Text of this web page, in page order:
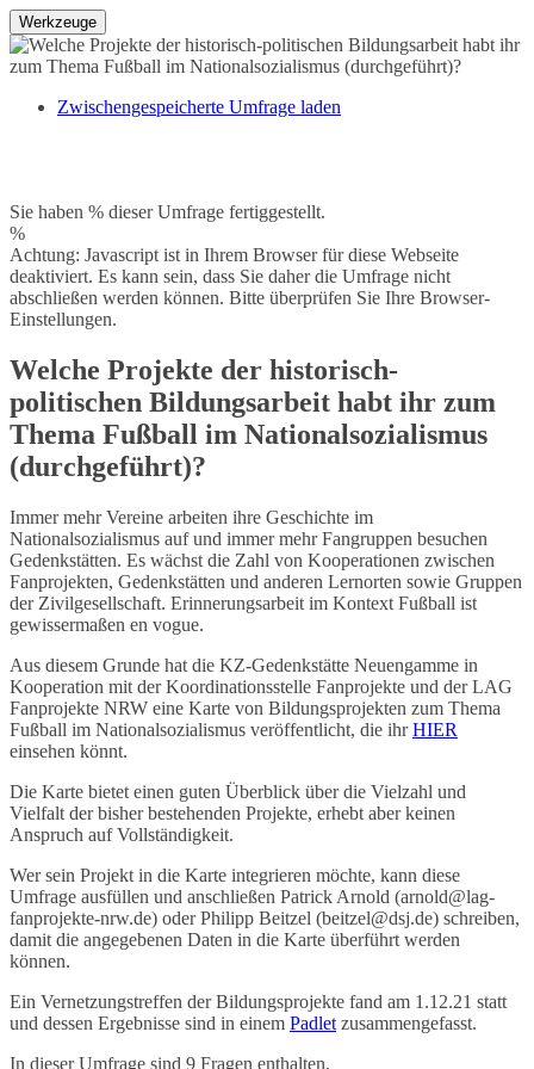
Werkzeuge
Zwischengespeicherte Umfrage laden
Sie haben % dieser Umfrage fertiggestellt.
%
Achtung: Javascript ist in Ihrem Browser für diese Webseite
deaktiviert. Es kann sein, dass Sie daher die Umfrage nicht
abschließen werden können. Bitte überprüfen Sie Ihre Browser-
Einstellungen.
Welche Projekte der historisch-
politischen Bildungsarbeit habt ihr zum
Thema Fußball im Nationalsozialismus
(durchgeführt)?
Immer mehr Vereine arbeiten ihre Geschichte im
Nationalsozialismus auf und immer mehr Fangruppen besuchen
Gedenkstätten. Es wächst die Zahl von Kooperationen zwischen
Fanprojekten, Gedenkstätten und anderen Lernorten sowie Gruppen
der Zivilgesellschaft. Erinnerungsarbeit im Kontext Fußball ist
gewissermaßen en vogue.
Aus diesem Grunde hat die KZ-Gedenkstätte Neuengamme in
Kooperation mit der Koordinationsstelle Fanprojekte und der LAG
Fanprojekte NRW eine Karte von Bildungsprojekten zum Thema
Fußball im Nationalsozialismus veröffentlicht, die ihrHIER
einsehen könnt.
Die Karte bietet einen guten Überblick über die Vielzahl und
Vielfalt der bisher bestehenden Projekte, erhebt aber keinen
Anspruch auf Vollständigkeit.
Wer sein Projekt in die Karte integrieren möchte, kann diese
Umfrage ausfüllen und anschließen Patrick Arnold (arnold@lag-
fanprojekte-nrw.de) oder Philipp Beitzel (beitzel@dsj.de) schreiben,
damit die angegebenen Daten in die Karte überführt werden
können.
Ein Vernetzungstreffen der Bildungsprojekte fand am 1.12.21 statt
und dessen Ergebnisse sind in einem Padlet zusammengefasst.
In dieser Umfrage sind 9 Fragen enthalten.